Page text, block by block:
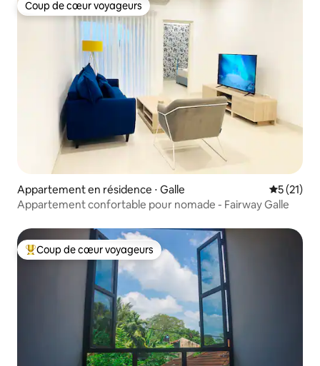
Coup de cœur voyageurs
Coup de cœur voyageurs
Appartement en résidence ⋅ Galle
5 (21)
Appartement confortable pour nomade - Fairway Galle
Coups de cœur voyageurs les plus appréciés
Coup de cœur voyageurs